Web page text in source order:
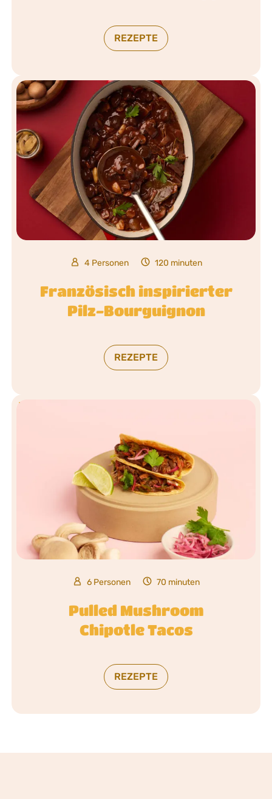
REZEPTE
4 Personen 120 minuten
Französisch inspirierter
Pilz-Bourguignon
REZEPTE
6 Personen 70 minuten
Pulled Mushroom
Chipotle Tacos
REZEPTE